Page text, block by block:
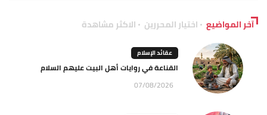
آخر المواضيع اختيار المحررين الاكثر مشاهدة
عقائد الإسلام
القناعة في روايات أهل البيت عليهم السلام
07/08/2026